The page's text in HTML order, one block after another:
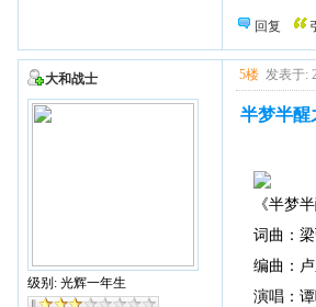
回复
大和战士
级别: 光辉一年生
5楼 发表于:
半梦半醒
《半梦
词曲：
编曲：
演唱：